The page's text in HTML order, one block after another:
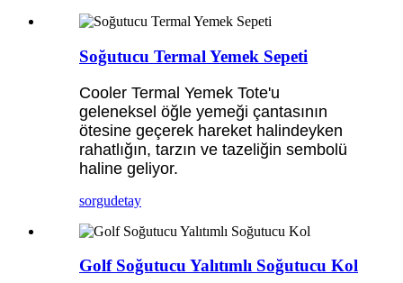
Soğutucu Termal Yemek Sepeti
Cooler Termal Yemek Tote'u
geleneksel öğle yemeği çantasının
ötesine geçerek hareket halindeyken
rahatlığın, tarzın ve tazeliğin sembolü
haline geliyor.
sorgudetay
Golf Soğutucu Yalıtımlı Soğutucu Kol